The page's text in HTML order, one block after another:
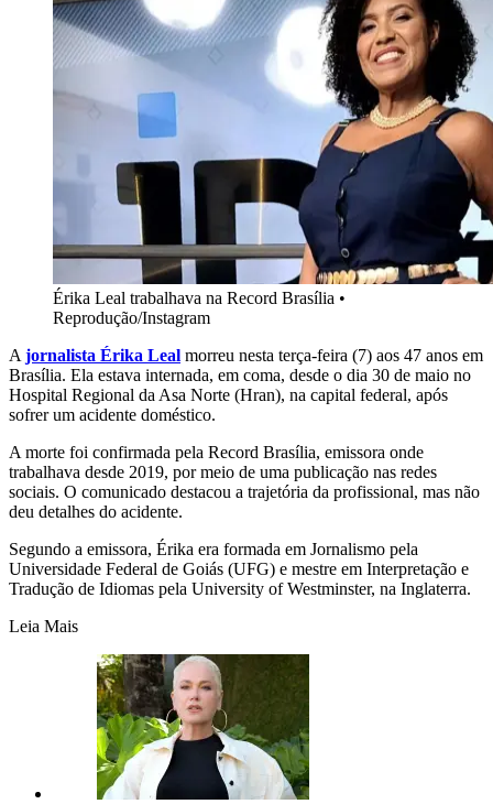
Érika Leal trabalhava na Record Brasília •
Reprodução/Instagram
A jornalista Érika Leal morreu nesta terça-feira (7) aos 47 anos em
Brasília. Ela estava internada, em coma, desde o dia 30 de maio no
Hospital Regional da Asa Norte (Hran), na capital federal, após
sofrer um acidente doméstico.
A morte foi confirmada pela Record Brasília, emissora onde
trabalhava desde 2019, por meio de uma publicação nas redes
sociais. O comunicado destacou a trajetória da profissional, mas não
deu detalhes do acidente.
Segundo a emissora, Érika era formada em Jornalismo pela
Universidade Federal de Goiás (UFG) e mestre em Interpretação e
Tradução de Idiomas pela University of Westminster, na Inglaterra.
Leia Mais